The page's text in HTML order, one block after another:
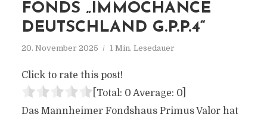
FONDS „IMMOCHANCE
DEUTSCHLAND G.P.P.4“
20. November 2025 1 Min. Lesedauer
Click to rate this post!
[Total: 0 Average: 0]
Das Mannheimer Fondshaus Primus Valor hat